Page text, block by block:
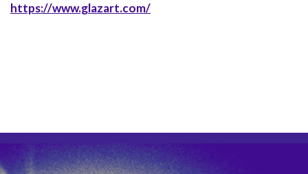
https://www.glazart.com/